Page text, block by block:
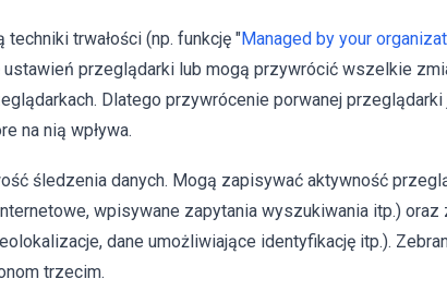
trwałości (np. funkcję "Managed by your
przeglądarki lub mogą przywrócić wszelkie
Dlatego przywrócenie porwanej
na nią wpływa.
śledzenia danych. Mogą zapisywać aktywność
wpisywane zapytania wyszukiwania itp.) oraz
dane umożliwiające identyfikację itp.).
trzecim.